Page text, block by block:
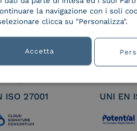
Provider e
SPID
Service
ISO 27001 UNI EN
la navigazione con i soli
clicca su "Personalizza".
Accetta